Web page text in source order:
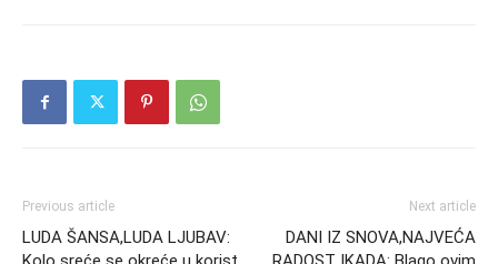
Previous article
LUDA ŠANSA,LUDA LJUBAV:
Next article
DANI IZ SNOVA,NAJVEĆA